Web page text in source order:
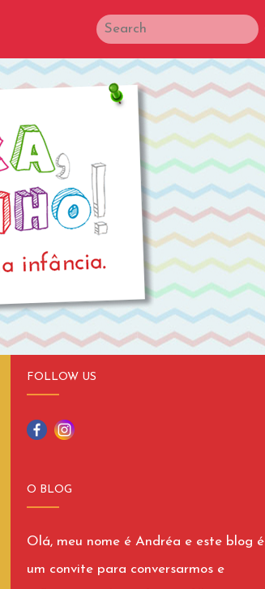
FOLLOW US
O BLOG
Olá, meu nome é Andréa e este blog é
um convite para conversarmos e